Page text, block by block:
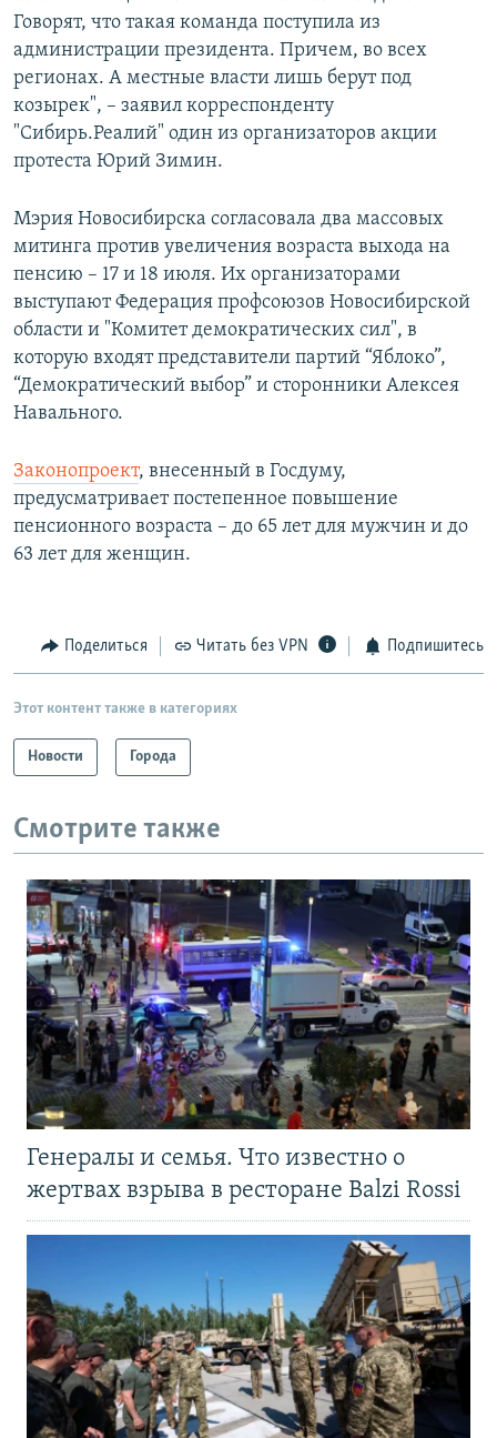
Говорят, что такая команда поступила из
администрации президента. Причем, во всех
регионах. А местные власти лишь берут под
козырек", – заявил корреспонденту
"Сибирь.Реалий" один из организаторов акции
протеста Юрий Зимин.
Мэрия Новосибирска согласовала два массовых
митинга против увеличения возраста выхода на
пенсию – 17 и 18 июля. Их организаторами
выступают Федерация профсоюзов Новосибирской
области и "Комитет демократических сил", в
которую входят представители партий “Яблоко”,
“Демократический выбор” и сторонники Алексея
Навального.
Законопроект, внесенный в Госдуму,
предусматривает постепенное повышение
пенсионного возраста – до 65 лет для мужчин и до
63 лет для женщин.
Поделиться Читать без VPN Подпишитесь
Этот контент также в категориях
Новости Города
Смотрите также
Генералы и семья. Что известно о
жертвах взрыва в ресторане Balzi Rossi